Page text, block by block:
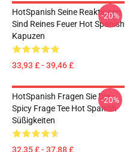
HotSpanish Seine Reaktionen
Sind Reines Feuer Hot Spanish
Kapuzen
33,93 £ - 39,46 £
-20%
HotSpanish Fragen Sie Die
Spicy Frage Tee Hot Spanish
Süßigkeiten
32,35 £ - 37,88 £
-20%